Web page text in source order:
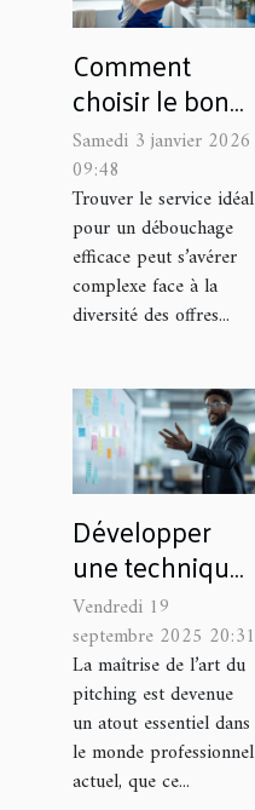
Comment
choisir le bon
service pour un
débouchage
efficace ?
Samedi 3 janvier 2026
09:48
Trouver le service idéal
pour un débouchage
efficace peut s’avérer
complexe face à la
diversité des offres...
Développer
une technique
de pitching :
conseils et
astuces
Vendredi 19
septembre 2025 20:31
La maîtrise de l’art du
pitching est devenue
un atout essentiel dans
le monde professionnel
actuel, que ce...